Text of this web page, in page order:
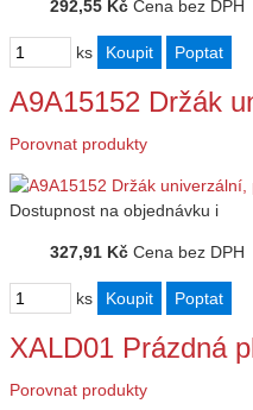
292,55 Kč Cena bez DPH
ks
A9A15152 Držák
Porovnat produkty
Dostupnost na objednávku i
327,91 Kč Cena bez DPH
ks
XALD01 Prázdná
Porovnat produkty